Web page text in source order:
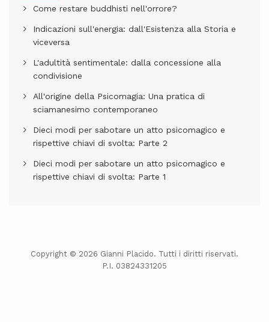
Come restare buddhisti nell'orrore?
Indicazioni sull'energia: dall'Esistenza alla Storia e
viceversa
L'adultità sentimentale: dalla concessione alla
condivisione
All'origine della Psicomagia: Una pratica di
sciamanesimo contemporaneo
Dieci modi per sabotare un atto psicomagico e
rispettive chiavi di svolta: Parte 2
Dieci modi per sabotare un atto psicomagico e
rispettive chiavi di svolta: Parte 1
Copyright © 2026 Gianni Placido. Tutti i diritti riservati.
P.I. 03824331205